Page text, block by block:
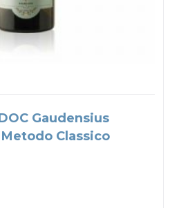
Gaudensius
Classico